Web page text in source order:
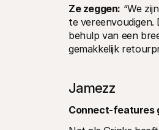
Ze zeggen: “We
te
behulp van een
gemakkelijk
Jamezz
Connect-features